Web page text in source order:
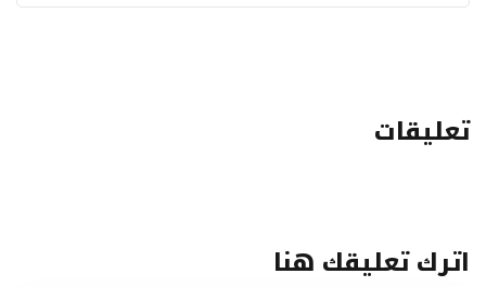
تعليقات
اترك تعليقك هنا